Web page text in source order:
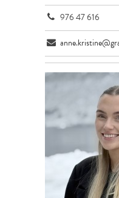
976 47 616